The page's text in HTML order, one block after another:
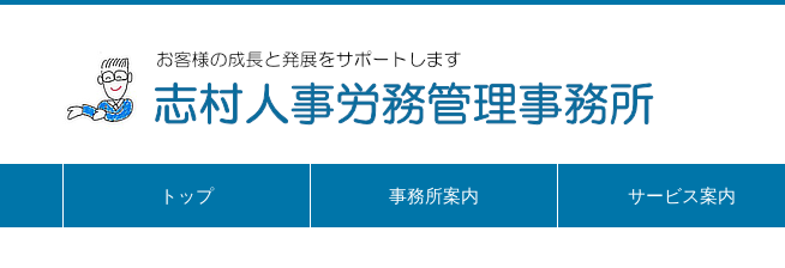
トップ 事務所案内 サービス案内